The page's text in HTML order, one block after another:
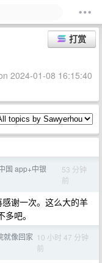
打赏
2024-01-08 16:15:40
国 app+中银
53 分钟
前
谢一次。这么大的羊
吧。
就像回家 10 小时 47 分钟
前